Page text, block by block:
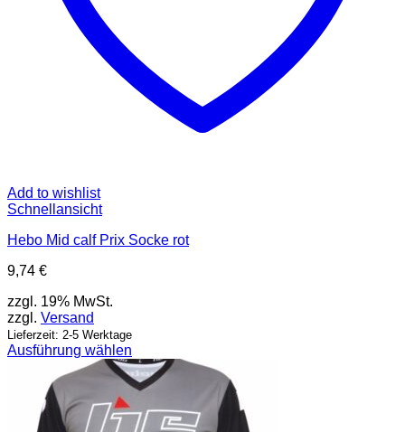
Add to wishlist
Schnellansicht
Hebo Mid calf Prix Socke rot
9,74 €
zzgl. 19% MwSt.
zzgl. Versand
Lieferzeit: 2-5 Werktage
Ausführung wählen
Produkt
mehrere